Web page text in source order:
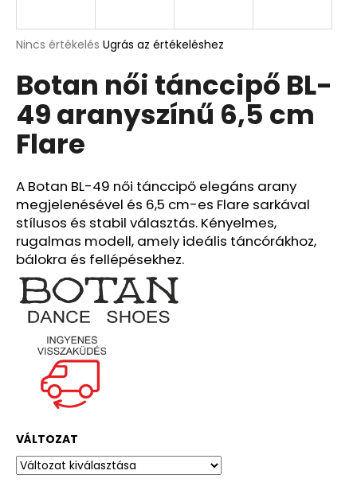
A
átlagos
értékelése
5-
ből
0,0
csillag.
Nincs értékelés Ugrás az értékeléshez
Botan női tánccipő BL-
49 aranyszínű 6,5 cm
Flare
A Botan BL-49 női tánccipő elegáns arany
megjelenésével és 6,5 cm-es Flare sarkával
stílusos és stabil választás. Kényelmes,
rugalmas modell, amely ideális táncórákhoz,
bálokra és fellépésekhez.
VÁLTOZAT
A
á
n
l
j
u